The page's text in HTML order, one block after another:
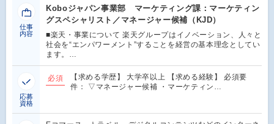
仕事
内容
Koboジャパン事業部 マーケティング課：マーケティン
グスペシャリスト／マネージャー候補（KJD）
■楽天・事業について 楽天グループはイノベーション、人々と
社会を“エンパワーメント”することを経営の基本理念としてい
ます。…
応募
資格
必須
【求める学歴】 大学卒以上 【求める経験】 必須要
件： ▽マネージャー候補 ・マーケティン…